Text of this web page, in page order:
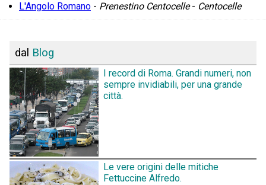
L'Angolo Romano - Prenestino Centocelle- Centocelle
dal Blog
I record di Roma. Grandi numeri, non
sempre invidiabili, per una grande
città.
Le vere origini delle mitiche
Fettuccine Alfredo.